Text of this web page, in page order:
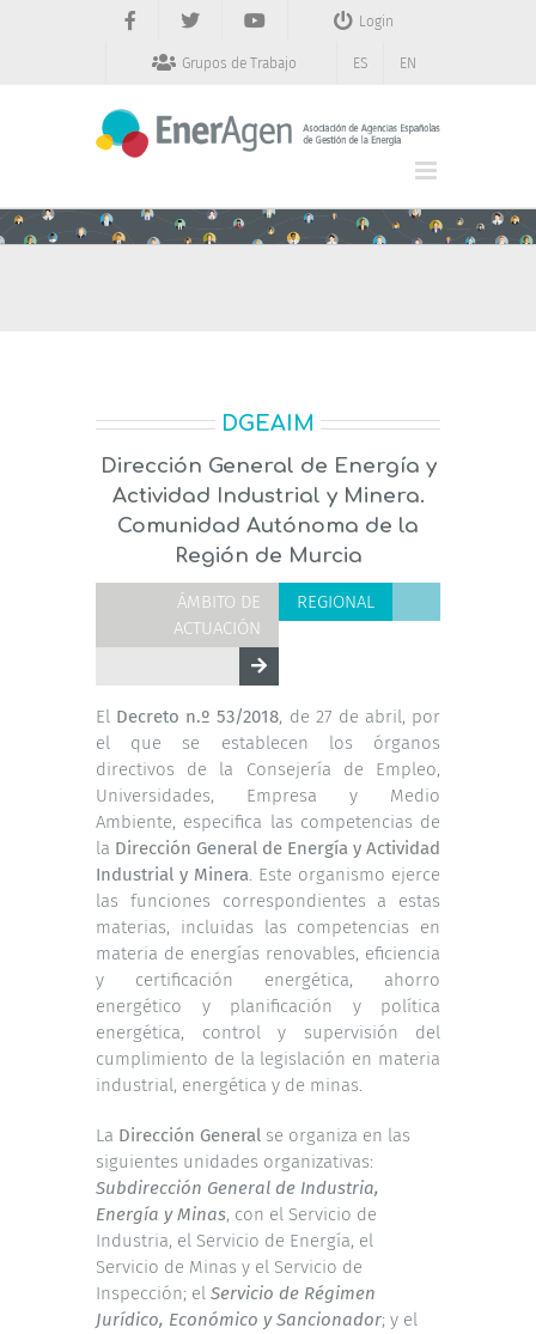
Login
Grupos de Trabajo ES EN
DGEAIM
Dirección General de Energía y
Actividad Industrial y Minera.
Comunidad Autónoma de la
Región de Murcia
ÁMBITO DE
ACTUACIÓN
REGIONAL
El Decreto n.º 53/2018, de 27 de abril, por
el que se establecen los órganos
directivos de la Consejería de Empleo,
Universidades, Empresa y Medio
Ambiente, especifica las competencias de
la Dirección General de Energía y Actividad
Industrial y Minera. Este organismo ejerce
las funciones correspondientes a estas
materias, incluidas las competencias en
materia de energías renovables, eficiencia
y certificación energética, ahorro
energético y planificación y política
energética, control y supervisión del
cumplimiento de la legislación en materia
industrial, energética y de minas.
La Dirección General se organiza en las
siguientes unidades organizativas:
Subdirección General de Industria,
Energía y Minas, con el Servicio de
Industria, el Servicio de Energía, el
Servicio de Minas y el Servicio de
Inspección; el Servicio de Régimen
Jurídico, Económico y Sancionador; y el